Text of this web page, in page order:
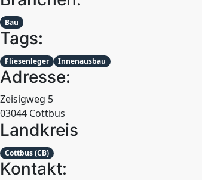
Bau
Tags:
Fliesenleger Innenausbau
Adresse:
Zeisigweg 5
03044 Cottbus
Landkreis
Cottbus (CB)
Kontakt: